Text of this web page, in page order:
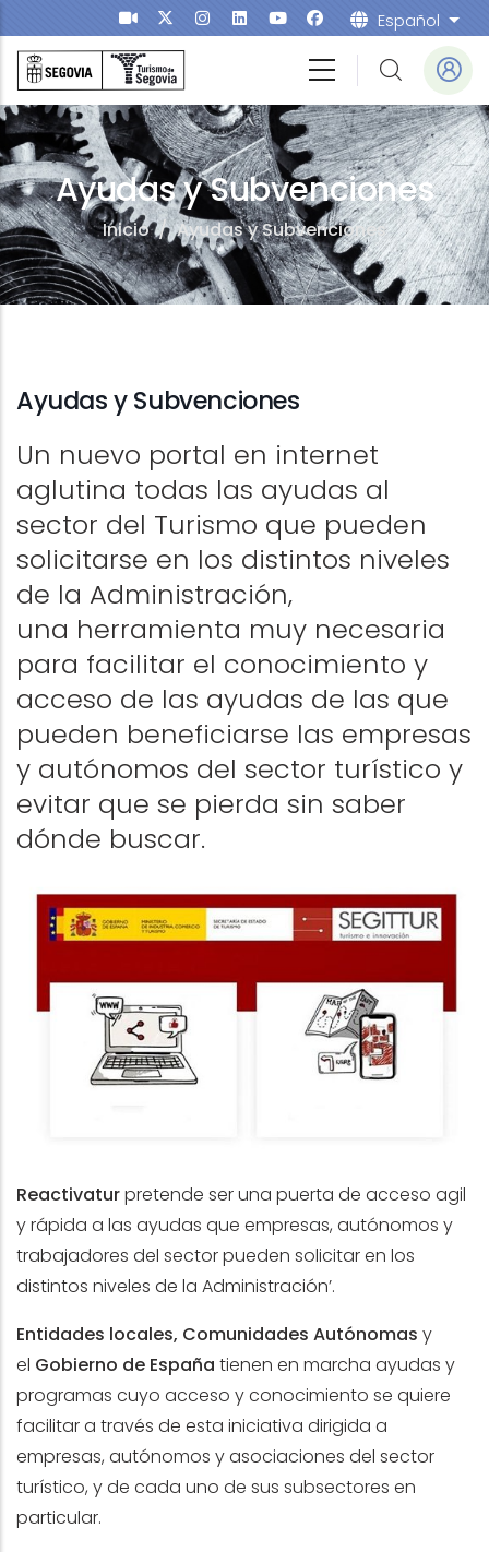
Pasar al contenido principal Español
Ayudas y Subvenciones
Inicio/ Ayudas y Subvenciones
Ayudas y Subvenciones
Un nuevo portal en internet
aglutina todas las ayudas al
sector del Turismo que pueden
solicitarse en los distintos niveles
de la Administración,
una herramienta muy necesaria
para facilitar el conocimiento y
acceso de las ayudas de las que
pueden beneficiarse las empresas
y autónomos del sector turístico y
evitar que se pierda sin saber
dónde buscar.
Reactivaturpretende ser una puerta de acceso agil
y rápida a las ayudas que empresas, autónomos y
trabajadores del sector pueden solicitar en los
distintos niveles de la Administración’.
Entidades locales, Comunidades Autónomas y
el Gobierno de España tienen en marcha ayudas y
programas cuyo acceso y conocimiento se quiere
facilitar a través de esta iniciativa dirigida a
empresas, autónomos y asociaciones del sector
turístico, y de cada uno de sus subsectores en
particular.